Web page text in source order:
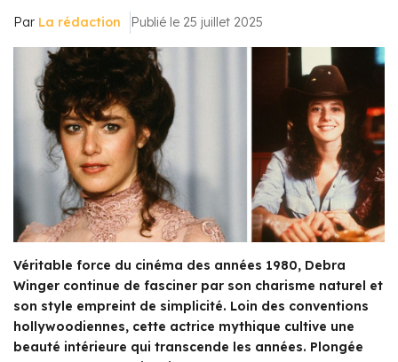
Par La rédaction Publié le 25 juillet 2025
Véritable force du cinéma des années 1980, Debra
Winger continue de fasciner par son charisme naturel et
son style empreint de simplicité. Loin des conventions
hollywoodiennes, cette actrice mythique cultive une
beauté intérieure qui transcende les années. Plongée